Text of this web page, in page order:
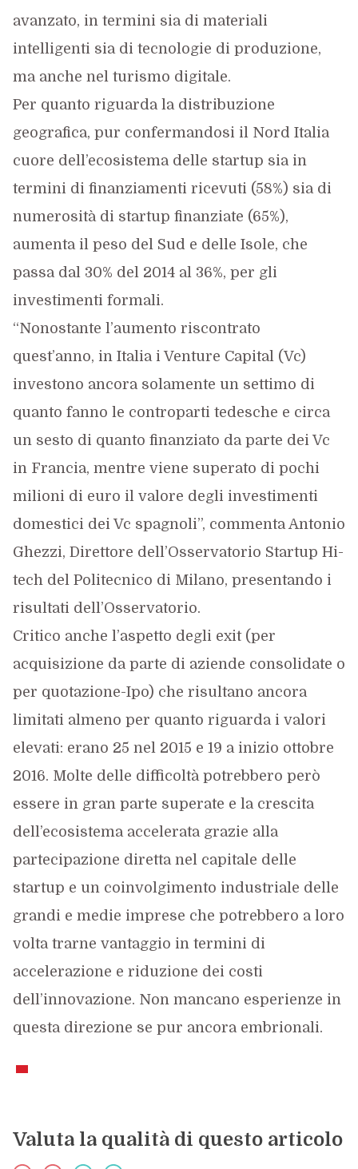
avanzato, in termini sia di materiali
intelligenti sia di tecnologie di produzione,
ma anche nel turismo digitale.
Per quanto riguarda la distribuzione
geografica, pur confermandosi il Nord Italia
cuore dell’ecosistema delle startup sia in
termini di finanziamenti ricevuti (58%) sia di
numerosità di startup finanziate (65%),
aumenta il peso del Sud e delle Isole, che
passa dal 30% del 2014 al 36%, per gli
investimenti formali.
“Nonostante l’aumento riscontrato
quest’anno, in Italia i Venture Capital (Vc)
investono ancora solamente un settimo di
quanto fanno le controparti tedesche e circa
un sesto di quanto finanziato da parte dei Vc
in Francia, mentre viene superato di pochi
milioni di euro il valore degli investimenti
domestici dei Vc spagnoli”, commenta Antonio
Ghezzi, Direttore dell’Osservatorio Startup Hi-
tech del Politecnico di Milano, presentando i
risultati dell’Osservatorio.
Critico anche l’aspetto degli exit (per
acquisizione da parte di aziende consolidate o
per quotazione-Ipo) che risultano ancora
limitati almeno per quanto riguarda i valori
elevati: erano 25 nel 2015 e 19 a inizio ottobre
2016. Molte delle difficoltà potrebbero però
essere in gran parte superate e la crescita
dell’ecosistema accelerata grazie alla
partecipazione diretta nel capitale delle
startup e un coinvolgimento industriale delle
grandi e medie imprese che potrebbero a loro
volta trarne vantaggio in termini di
accelerazione e riduzione dei costi
dell’innovazione. Non mancano esperienze in
questa direzione se pur ancora embrionali.
Valuta la qualità di questo articolo